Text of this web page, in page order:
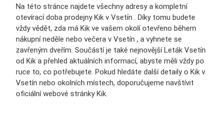
Na této stránce najdete všechny adresy a kompletní
otevírací doba prodejny Kik v Vsetín . Díky tomu budete
vždy vědět, zda má Kik ve vašem okolí otevřeno během
nákupní neděle nebo večera v Vsetín , a vyhnete se
zavřeným dveřím. Součástí je také nejnovější Leták Vsetín
od Kik a přehled aktuálních informací, abyste měli vždy po
ruce to, co potřebujete. Pokud hledáte další detaily o Kik v
Vsetín nebo okolních místech, doporučujeme navštívit
oficiální webové stránky Kik.